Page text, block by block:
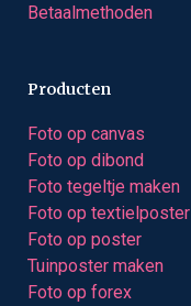
Betaalmethoden
Producten
Foto op canvas
Foto op dibond
Foto tegeltje maken
Foto op textielposter
Foto op poster
Tuinposter maken
Foto op forex